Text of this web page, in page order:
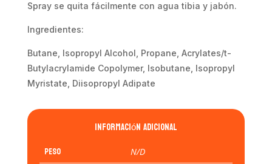
Spray se quita fácilmente con agua tibia y jabón.
Ingredientes:
Butane, Isopropyl Alcohol, Propane, Acrylates/t-
Butylacrylamide Copolymer, Isobutane, Isopropyl
Myristate, Diisopropyl Adipate
Información adicional
Peso N/D